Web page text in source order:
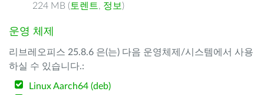
224 MB ( 토렌트, 정보 )
운영 체제
리브레오피스 25.8.6 은(는) 다음 운영체제/시스템에서 사용
하실 수 있습니다.:
Linux Aarch64 (deb)